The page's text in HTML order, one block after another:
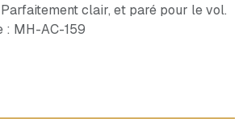
clair, et paré pour le vol.
: MH-AC-159